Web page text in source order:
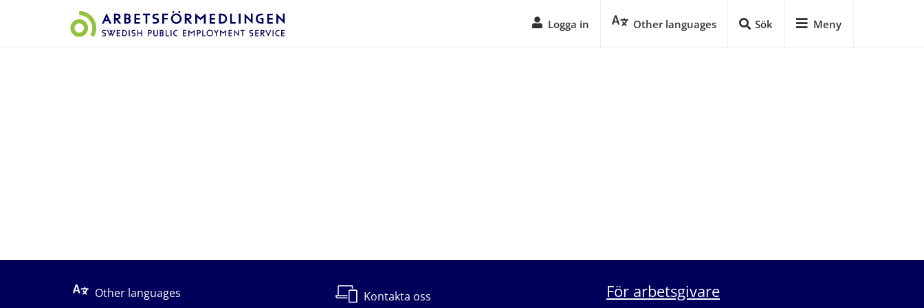
Logga in Other languages Sök Meny
Other languages
Kontakta oss För arbetsgivare